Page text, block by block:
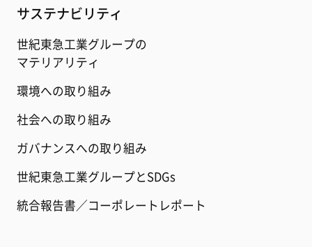
サステナビリティ
世紀東急工業グループの
マテリアリティ
環境への取り組み
社会への取り組み
ガバナンスへの取り組み
世紀東急工業グループとSDGs
統合報告書／コーポレートレポート